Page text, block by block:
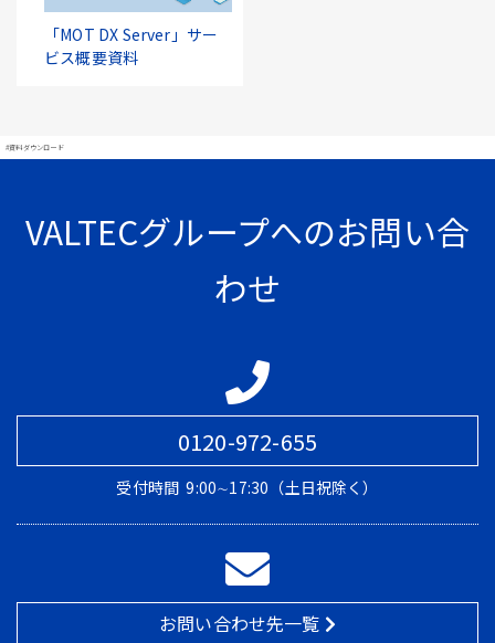
「MOT DX Server」サー
ビス概要資料
#資料ダウンロード
VALTECグループへのお問い合
わせ
0120-972-655
受付時間 9:00∼17:30（土日祝除く）
お問い合わせ先一覧